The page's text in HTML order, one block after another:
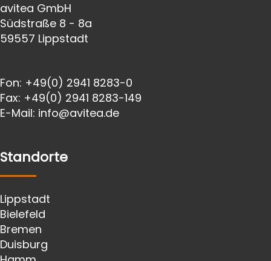
avitea GmbH
Südstraße 8 - 8a
59557 Lippstadt
Fon: +49(0) 2941 8283-0
Fax: +49(0) 2941 8283-149
E-Mail: info@avitea.de
Standorte
Lippstadt
Bielefeld
Bremen
Duisburg